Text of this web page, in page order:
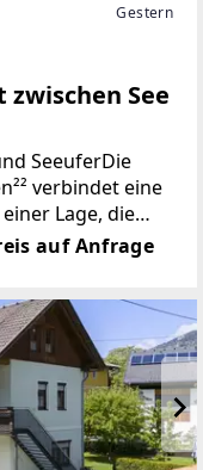
Gestern
zwischen See
SeeuferDie
verbindet eine
Lage, die
Nur wenige
wohnen Sie hier
auf Anfrage